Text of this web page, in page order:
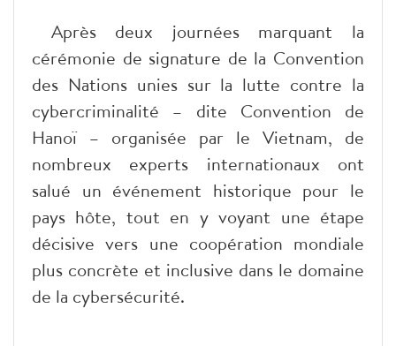
Après deux journées marquant la
cérémonie de signature de la Convention
des Nations unies sur la lutte contre la
cybercriminalité – dite Convention de
Hanoï – organisée par le Vietnam, de
nombreux experts internationaux ont
salué un événement historique pour le
pays hôte, tout en y voyant une étape
décisive vers une coopération mondiale
plus concrète et inclusive dans le domaine
de la cybersécurité.